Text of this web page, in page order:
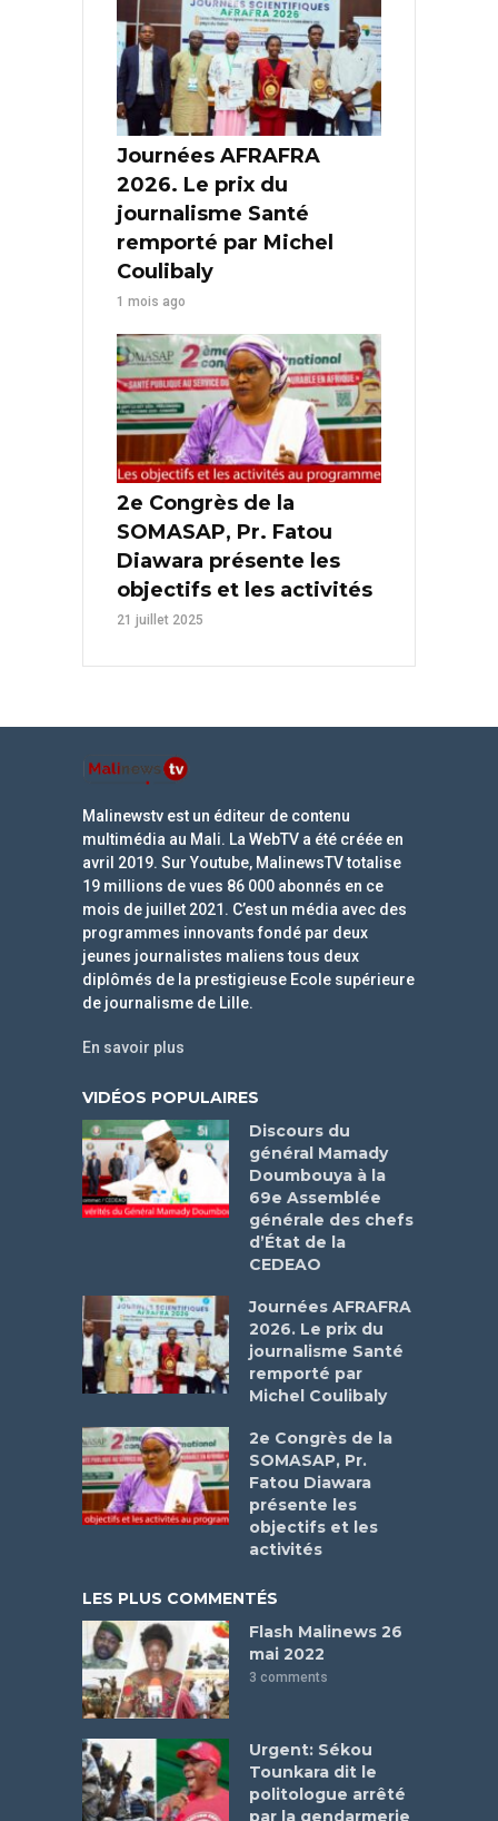
Journées AFRAFRA
2026. Le prix du
journalisme Santé
remporté par Michel
Coulibaly
1 mois ago
2e Congrès de la
SOMASAP, Pr. Fatou
Diawara présente les
objectifs et les activités
21 juillet 2025
Malinewstv est un éditeur de contenu
multimédia au Mali. La WebTV a été créée en
avril 2019. Sur Youtube, MalinewsTV totalise
19 millions de vues 86 000 abonnés en ce
mois de juillet 2021. C’est un média avec des
programmes innovants fondé par deux
jeunes journalistes maliens tous deux
diplômés de la prestigieuse Ecole supérieure
de journalisme de Lille.
En savoir plus
VIDÉOS POPULAIRES
Discours du
général Mamady
Doumbouya à la
69e Assemblée
générale des chefs
d’État de la
CEDEAO
Journées AFRAFRA
2026. Le prix du
journalisme Santé
remporté par
Michel Coulibaly
2e Congrès de la
SOMASAP, Pr.
Fatou Diawara
présente les
objectifs et les
activités
LES PLUS COMMENTÉS
Flash Malinews 26
mai 2022
3 comments
Urgent: Sékou
Tounkara dit le
politologue arrêté
par la gendarmerie